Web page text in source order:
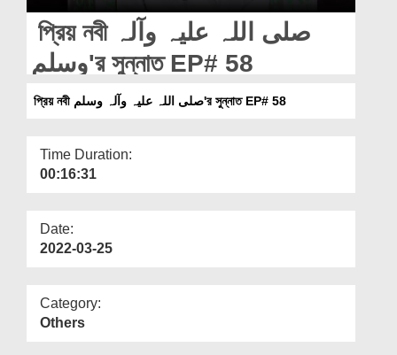
Magazine
Departments
প্রিয় নবী صلی اللہ علیہ وآلہ
وسلم'র সুন্নাত EP# 58
প্রিয় নবী صلی اللہ علیہ وآلہ وسلم'র সুন্নাত EP# 58
Time Duration:
00:16:31
Date:
2022-03-25
Category:
Others